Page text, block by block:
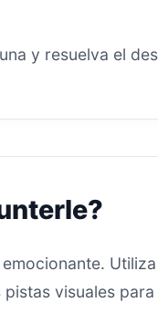
y resuelva el
visuales